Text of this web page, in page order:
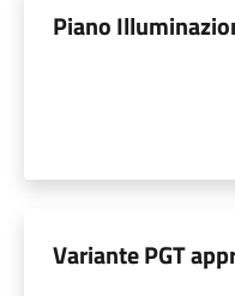
Piano
Variante PGT